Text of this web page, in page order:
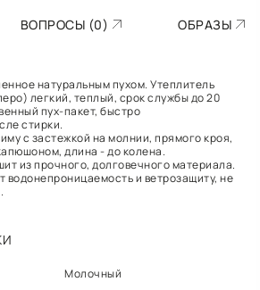
ВОПРОСЫ (0) ОБРАЗЫ
натуральным пухом. Утеплитель
легкий, теплый, срок службы до 20
пух-пакет, быстро
стирки.
с застежкой на молнии, прямого кроя,
длина - до колена.
из прочного, долговечного материала.
водонепроницаемость и ветрозащиту, не
Молочный